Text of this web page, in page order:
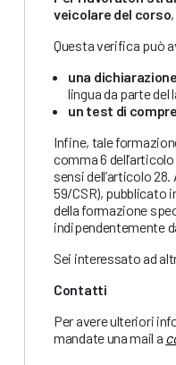
veicolare del corso
Questa verifica può
una
lingua da parte del
un test di
Infine, tale
comma 6
sensi dell’articolo
59/CSR), pubblicato
della formazione
indipendentemente
Sei interessato ad
Contatti
Per avere ulteriori
mandate una mail a